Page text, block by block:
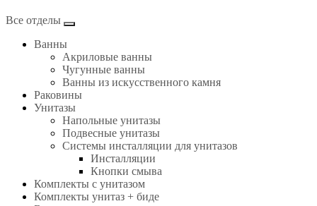
Все отделы
Ванны
Акриловые ванны
Чугунные ванны
Ванны из искусственного камня
Раковины
Унитазы
Напольные унитазы
Подвесные унитазы
Системы инсталляции для унитазов
Инсталляции
Кнопки смыва
Комплекты с унитазом
Комплекты унитаз + биде